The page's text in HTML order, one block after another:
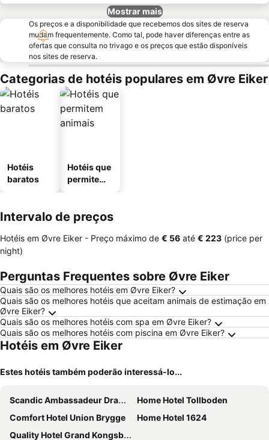
Mostrar mais
Os preços e a disponibilidade que recebemos dos sites de reserva
mudam frequentemente. Como tal, pode haver diferenças entre as
ofertas que consulta no trivago e os preços que estão disponíveis
nos sites de reserva.
Categorias de hotéis populares em Øvre Eiker
Hotéis
baratos
Hotéis que
permitem
Intervalo de preços
Hotéis em Øvre Eiker - Preço máximo de ‎€ 56 até ‎€ 223 (price per
night)
Perguntas Frequentes sobre Øvre Eiker
Quais são os melhores hotéis em Øvre Eiker?
Quais são os melhores hotéis que aceitam animais de estimação em
Øvre Eiker?
Quais são os melhores hotéis com spa em Øvre Eiker?
Quais são os melhores hotéis com piscina em Øvre Eiker?
Hotéis em Øvre Eiker
Estes hotéis também poderão interessá-lo...
Scandic Ambassadeur Drammen
Home Hotel Tollboden
Comfort Hotel Union Brygge
Home Hotel 1624
Quality Hotel Grand Kongsberg